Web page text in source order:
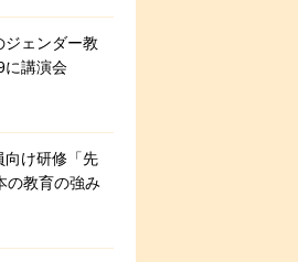
ジェンダー教
に講演会
向け研修「先
教育の強み